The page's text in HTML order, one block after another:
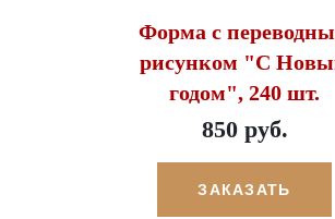
Форма с
рисунком "С
годом", 240 шт.
850 руб.
ЗАКАЗАТЬ